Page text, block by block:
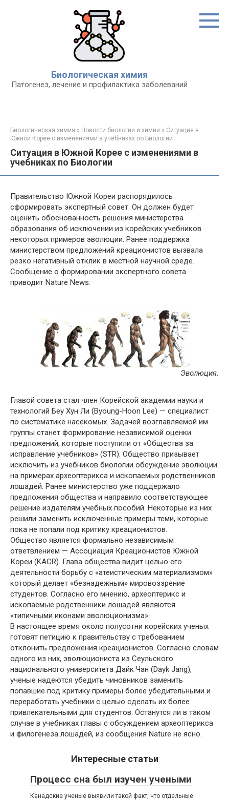
Биологическая химия
Патогенез, лечение и профилактика заболеваний
Биологическая химия » Новости биологии и химии » Ситуация в
Южной Корее с изменениями в учебниках по Биологии
Ситуация в Южной Корее с изменениями в
учебниках по Биологии
Правительство Южной Кореи распорядилось
сформировать экспертный совет. Он должен будет
оценить обоснованность решения министерства
образования об исключении из корейских учебников
некоторых примеров эволюции. Ранее поддержка
министерством предложений креационистов вызвала
резко негативный отклик в местной научной среде.
Сообщение о формировании экспертного совета
приводит Nature News.
Эволюция.
Главой совета стал член Корейской академии науки и
технологий Беу Хун Ли (Byoung-Hoon Lee) — специалист
по систематике насекомых. Задачей возглавляемой им
группы станет формирование независимой оценки
предложений, которые поступили от «Общества за
исправление учебников» (STR). Общество призывает
исключить из учебников биологии обсуждение эволюции
на примерах археоптерикса и ископаемых родственников
лошадей. Ранее министерство уже поддержало
предложения общества и направило соответствующее
решение издателям учебных пособий. Некоторые из них
решили заменить исключенные примеры теми, которые
пока не попали под критику креационистов.
Общество является формально независимым
ответвлением — Ассоциация Креационистов Южной
Кореи (KACR). Глава общества видит целью его
деятельности борьбу с «атеистическим материализмом»
который делает «безнадежным» мировоззрение
студентов. Согласно его мнению, археоптерикс и
ископаемые родственники лошадей являются
«типичными иконами эволюционизма».
В настоящее время около полусотни корейских ученых
готовят петицию к правительству с требованием
отклонить предложения креационистов. Согласно словам
одного из них, эволюциониста из Сеульского
национального университета Дайк Чан (Dayk Jang),
ученые надеются убедить чиновников заменить
попавшие под критику примеры более убедительными и
переработать учебники с целью сделать их более
привлекательными для студентов. Останутся ли в таком
случае в учебниках главы с обсуждением археоптерикса
и филогенеза лошадей, из сообщения Nature не ясно.
Интересные статьи
Процесс сна был изучен учеными
Канадские ученые выявили такой факт, что отдельные